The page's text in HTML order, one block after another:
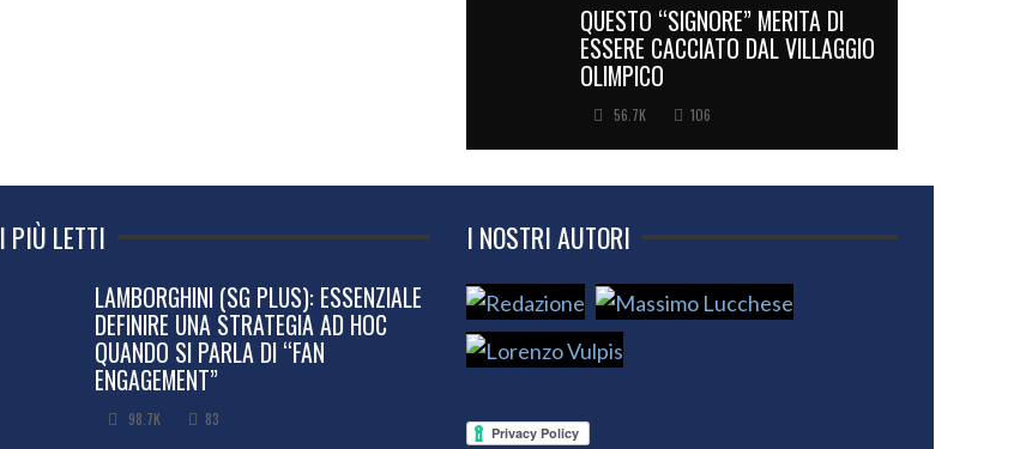
QUESTO “SIGNORE” MERITA DI
ESSERE CACCIATO DAL VILLAGGIO
OLIMPICO
56.7K 106
I PIÙ LETTI
LAMBORGHINI (SG PLUS): ESSENZIALE
DEFINIRE UNA STRATEGIA AD HOC
QUANDO SI PARLA DI “FAN
ENGAGEMENT”
98.7K 83
I NOSTRI AUTORI